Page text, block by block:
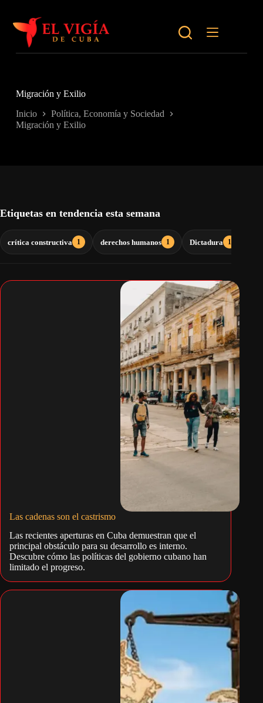
contenido
Migración y Exilio
Inicio
Política, Economía y Sociedad
Migración y Exilio
Etiquetas en tendencia esta semana
crítica constructiva 1 derechos humanos 1 Dictadura 1
Las cadenas son el castrismo
Las recientes aperturas en Cuba demuestran que el
principal obstáculo para su desarrollo es interno.
Descubre cómo las políticas del gobierno cubano han
limitado el progreso.